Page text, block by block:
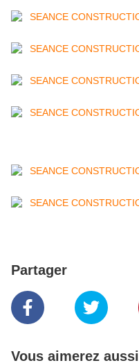
Partager
Vous aimerez aussi